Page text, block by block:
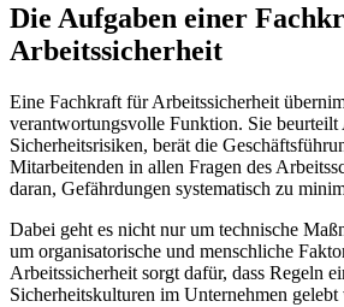
Die Aufgaben einer
Arbeitssicherheit
Eine Fachkraft für Arbeitssicherheit
verantwortungsvolle Funktion. Sie beurteilt
Sicherheitsrisiken, berät die
Mitarbeitenden in allen Fragen des
daran, Gefährdungen systematisch zu
Dabei geht es nicht nur um technische
um organisatorische und menschliche
Arbeitssicherheit sorgt dafür, dass Regeln
Sicherheitskulturen im Unternehmen gelebt